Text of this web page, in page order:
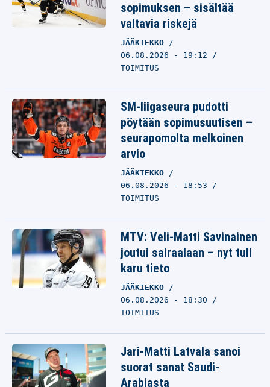
sopimuksen – sisältää
valtavia riskejä
JÄÄKIEKKO
06.08.2026 - 19:12
TOIMITUS
SM-liigaseura pudotti
pöytään sopimusuutisen –
seurapomolta melkoinen
arvio
JÄÄKIEKKO
06.08.2026 - 18:53
TOIMITUS
MTV: Veli-Matti Savinainen
joutui sairaalaan – nyt tuli
karu tieto
JÄÄKIEKKO
06.08.2026 - 18:30
TOIMITUS
Jari-Matti Latvala sanoi
suorat sanat Saudi-
Arabiasta